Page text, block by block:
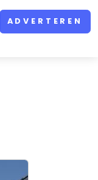
ADVERTEREN